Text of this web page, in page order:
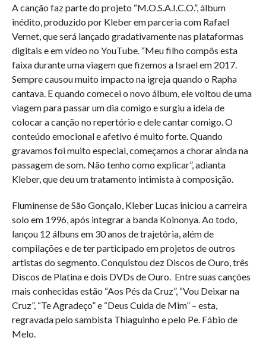
A canção faz parte do projeto “M.O.S.A.I.C.O.”, álbum
inédito, produzido por Kleber em parceria com Rafael
Vernet, que será lançado gradativamente nas plataformas
digitais e em vídeo no YouTube. “Meu filho compôs esta
faixa durante uma viagem que fizemos a Israel em 2017.
Sempre causou muito impacto na igreja quando o Rapha
cantava. E quando comecei o novo álbum, ele voltou de uma
viagem para passar um dia comigo e surgiu a ideia de
colocar a canção no repertório e dele cantar comigo. O
conteúdo emocional e afetivo é muito forte. Quando
gravamos foi muito especial, começamos a chorar ainda na
passagem de som. Não tenho como explicar”, adianta
Kleber, que deu um tratamento intimista à composição.
Fluminense de São Gonçalo, Kleber Lucas iniciou a carreira
solo em 1996, após integrar a banda Koinonya. Ao todo,
lançou 12 álbuns em 30 anos de trajetória, além de
compilações e de ter participado em projetos de outros
artistas do segmento. Conquistou dez Discos de Ouro, três
Discos de Platina e dois DVDs de Ouro. Entre suas canções
mais conhecidas estão “Aos Pés da Cruz”, “Vou Deixar na
Cruz”, “Te Agradeço” e “Deus Cuida de Mim” – esta,
regravada pelo sambista Thiaguinho e pelo Pe. Fábio de
Melo.